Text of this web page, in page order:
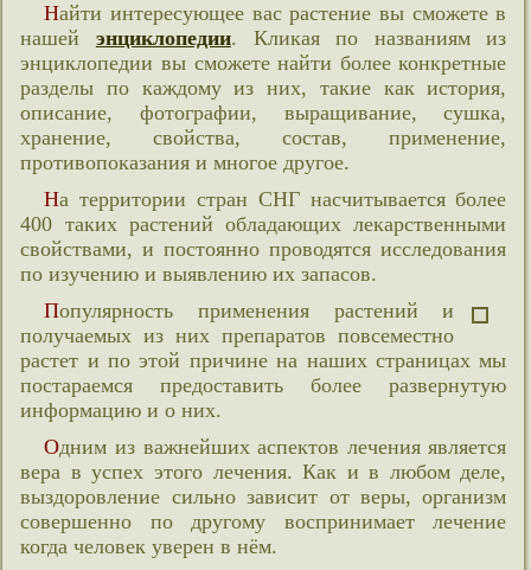
Найти интересующее вас растение вы сможете в
нашей энциклопедии. Кликая по названиям из
энциклопедии вы сможете найти более конкретные
разделы по каждому из них, такие как история,
описание, фотографии, выращивание, сушка,
хранение, свойства, состав, применение,
противопоказания и многое другое.
На территории стран СНГ насчитывается более
400 таких растений обладающих лекарственными
свойствами, и постоянно проводятся исследования
по изучению и выявлению их запасов.
Популярность применения растений и
получаемых из них препаратов повсеместно
растет и по этой причине на наших страницах мы
постараемся предоставить более развернутую
информацию и о них.
Одним из важнейших аспектов лечения является
вера в успех этого лечения. Как и в любом деле,
выздоровление сильно зависит от веры, организм
совершенно по другому воспринимает лечение
когда человек уверен в нём.